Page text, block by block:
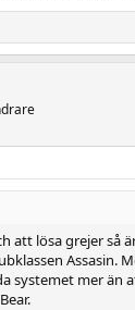
att lösa grejer så
Assasin.
systemet mer än